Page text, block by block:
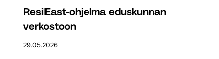
ResilEast-ohjelma eduskunnan
verkostoon
29.05.2026